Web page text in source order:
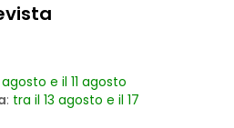
e il 11 agosto
: tra il 13 agosto e il 17